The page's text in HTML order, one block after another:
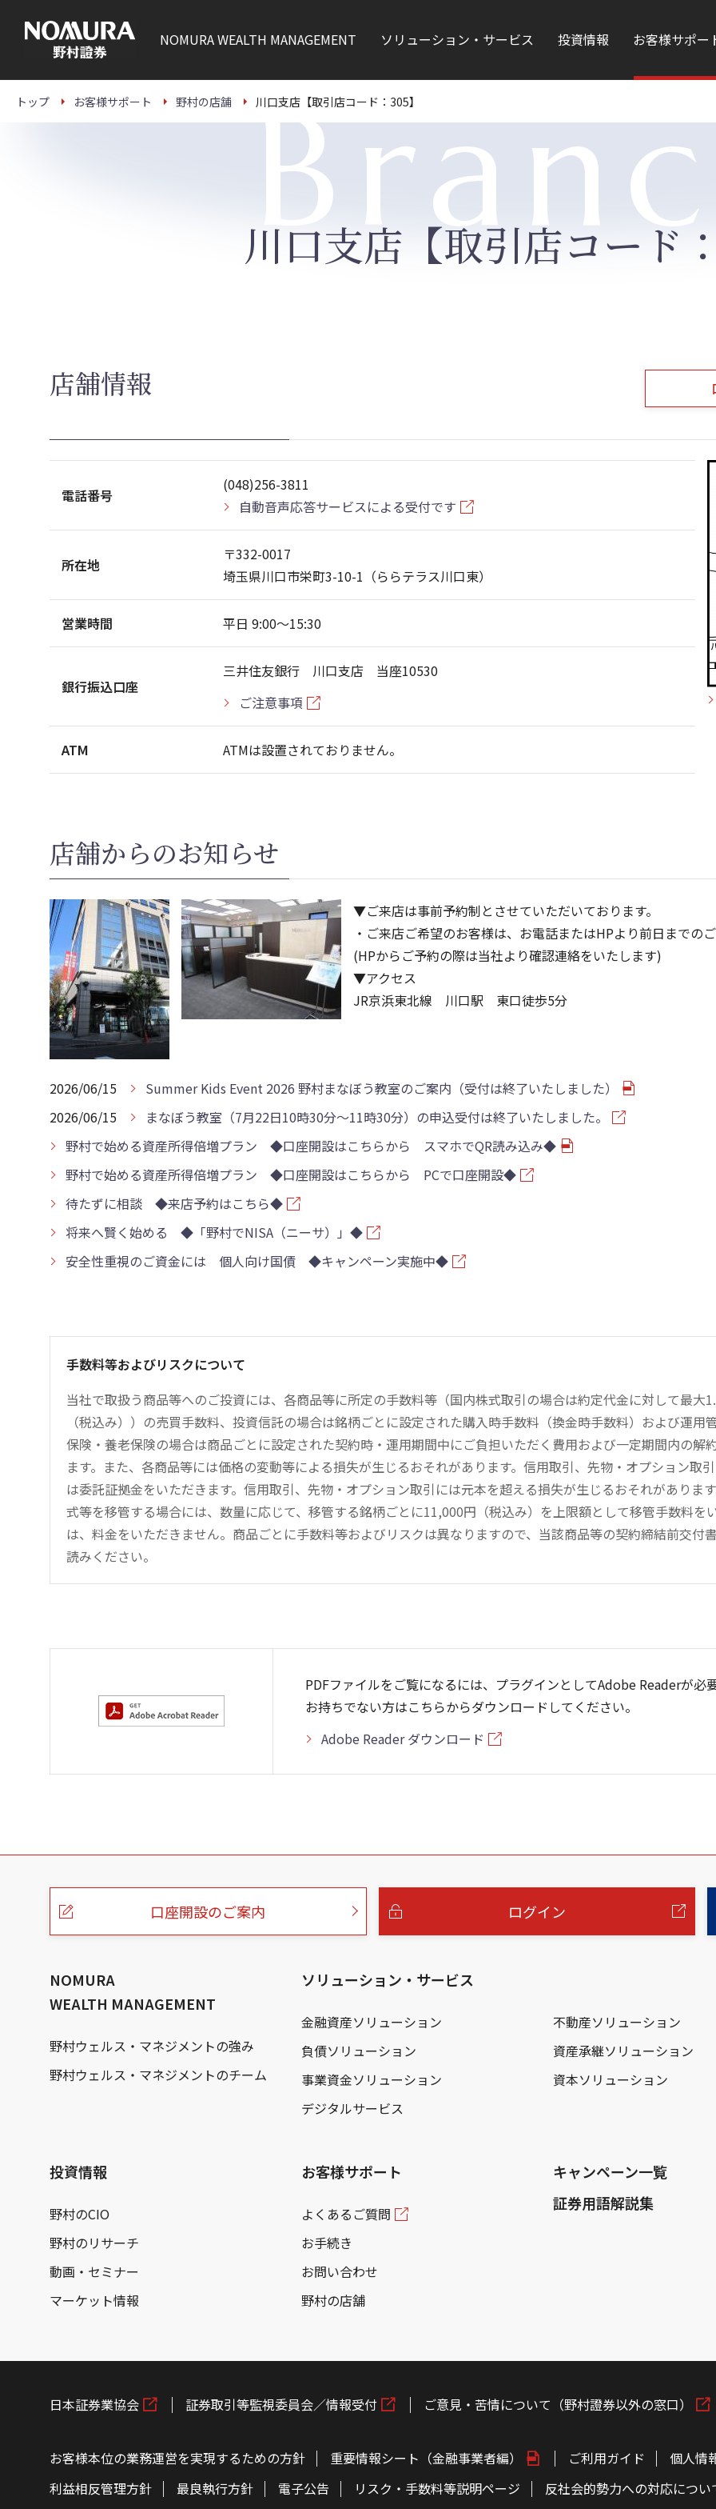
本
NOMURAWEALTH MANAGEMENT ソリューション・サービス 投資情報 お客様サポー
トップ お客様サポート 野村の店舗 川口支店【取引店コード：305】
川口支店【取引店コード
店舗情報
電話番号
(048)256-3811
自動音声応答サービスによる受付です
所在地
〒332-0017
埼玉県川口市栄町3-10-1（ららテラス川口東）
営業時間 平日 9:00〜15:30
銀行振込口座
三井住友銀行 川口支店 当座10530
ご注意事項
ATM ATMは設置されておりません。
店舗からのお知らせ
▼ご来店は事前予約制とさせていただいております。
・ご来店ご希望のお客様は、お電話またはHPより前日までの
(HPからご予約の際は当社より確認連絡をいたします)
▼アクセス
JR京浜東北線 川口駅 東口徒歩5分
2026/06/15
Summer Kids Event 2026 野村まなぼう教室のご案内（受付は終了いたしました）
2026/06/15
まなぼう教室（7月22日10時30分～11時30分）の申込受付は終了いたしました。
野村で始める資産所得倍増プラン ◆口座開設はこちらから スマホでQR読み込み◆
野村で始める資産所得倍増プラン ◆口座開設はこちらから PCで口座開設◆
待たずに相談 ◆来店予約はこちら◆
将来へ賢く始める ◆「野村でNISA（ニーサ）」◆
安全性重視のご資金には 個人向け国債 ◆キャンペーン実施中◆
手数料等およびリスクについて
当社で取扱う商品等へのご投資には、各商品等に所定の手数料等（国内株式取引の場合は約定代金に対して最
（税込み））の売買手数料、投資信託の場合は銘柄ごとに設定された購入時手数料（換金時手数料）および運
保険・養老保険の場合は商品ごとに設定された契約時・運用期間中にご負担いただく費用および一定期間内の解
ます。また、各商品等には価格の変動等による損失が生じるおそれがあります。信用取引、先物・オプション取
は委託証拠金をいただきます。信用取引、先物・オプション取引には元本を超える損失が生じるおそれがありま
式等を移管する場合には、数量に応じて、移管する銘柄ごとに11,000円（税込み）を上限額として移管手数料を
は、料金をいただきません。商品ごとに手数料等およびリスクは異なりますので、当該商品等の契約締結前交付
読みください。
PDFファイルをご覧になるには、プラグインとしてAdobe Readerが必要
お持ちでない方はこちらからダウンロードしてください。
Adobe Reader ダウンロード
こ
口座開設のご案内 ログイン
NOMURA
WEALTH MANAGEMENT
野村ウェルス・マネジメントの強み
野村ウェルス・マネジメントのチーム
ソリューション・サービス
金融資産ソリューション 不動産ソリューション
負債ソリューション
資産承継ソリューション
事業資金ソリューション
資本ソリューション
デジタルサービス
投資情報
野村のCIO
野村のリサーチ
動画・セミナー
マーケット情報
お客様サポート
よくあるご質問
お手続き
お問い合わせ
野村の店舗
キャンペーン一覧
証券用語解説集
日本証券業協会 証券取引等監視委員会／情報受付 ご意見・苦情について（野村證券以外の窓口）
お客様本位の業務運営を実現するための方針 重要情報シート（金融事業者編） ご利用ガイド 個人情
利益相反管理方針
最良執行方針 電子公告 リスク・手数料等説明ページ 反社会的勢力への対応につい